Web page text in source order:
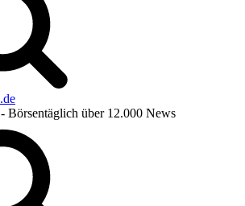
- Börsentäglich über 12.000 News